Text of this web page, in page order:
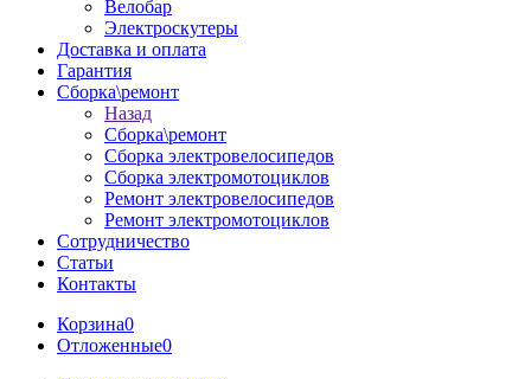
Велобар
Электроскутеры
Доставка и оплата
Гарантия
Сборка\ремонт
Назад
Сборка\ремонт
Сборка электровелосипедов
Сборка электромотоциклов
Ремонт электровелосипедов
Ремонт электромотоциклов
Сотрудничество
Статьи
Контакты
Корзина0
Отложенные0